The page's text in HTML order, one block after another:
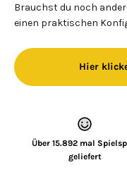
Brauchst du noch
einen praktischen
Hier
Über 15.892 mal
geliefert